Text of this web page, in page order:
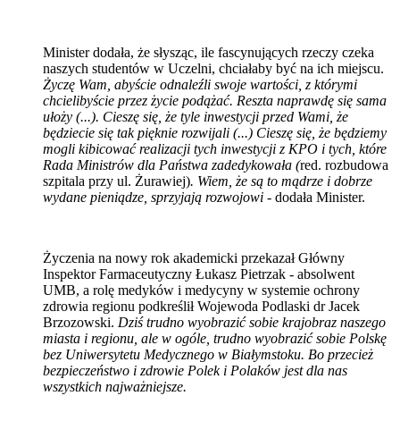
Minister dodała, że słysząc, ile fascynujących rzeczy czeka
naszych studentów w Uczelni, chciałaby być na ich miejscu.
Życzę Wam, abyście odnaleźli swoje wartości, z którymi
chcielibyście przez życie podążać. Reszta naprawdę się sama
ułoży (...). Cieszę się, że tyle inwestycji przed Wami, że
będziecie się tak pięknie rozwijali (...) Cieszę się, że będziemy
mogli kibicować realizacji tych inwestycji z KPO i tych, które
Rada Ministrów dla Państwa zadedykowała (red. rozbudowa
szpitala przy ul. Żurawiej). Wiem, że są to mądrze i dobrze
wydane pieniądze, sprzyjają rozwojowi - dodała Minister.
Życzenia na nowy rok akademicki przekazał Główny
Inspektor Farmaceutyczny Łukasz Pietrzak - absolwent
UMB, a rolę medyków i medycyny w systemie ochrony
zdrowia regionu podkreślił Wojewoda Podlaski dr Jacek
Brzozowski. Dziś trudno wyobrazić sobie krajobraz naszego
miasta i regionu, ale w ogóle, trudno wyobrazić sobie Polskę
bez Uniwersytetu Medycznego w Białymstoku. Bo przecież
bezpieczeństwo i zdrowie Polek i Polaków jest dla nas
wszystkich najważniejsze.